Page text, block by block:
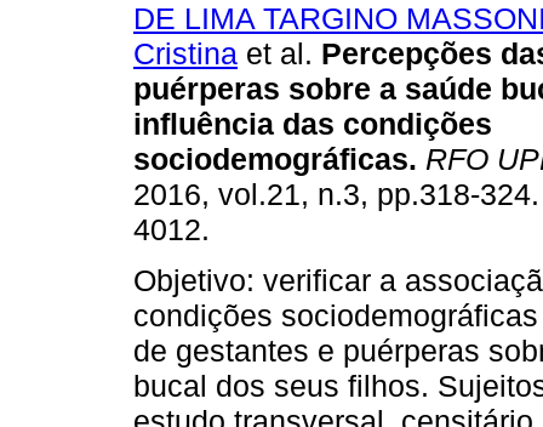
DE LIMA TARGINO
Cristina et al. Percepções
puérperas sobre a saúde
influência das condições
sociodemográficas. RFO
2016, vol.21, n.3, pp.318-
4012.
Objetivo: verificar a
condições
de gestantes e puérperas
bucal dos seus filhos.